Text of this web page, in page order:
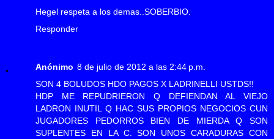
Hegel respeta a los demas..SOBERBIO.
Responder
Anónimo 8 de julio de 2012 a las 2:44 p.m.
SON 4 BOLUDOS HDO PAGOS X LADRINELLI USTDS!!
HDP ME REPUDRIERON Q DEFIENDAN AL VIEJO
LADRON INUTIL Q HAC SUS PROPIOS NEGOCIOS CUN
JUGADORES PEDORROS BIEN DE MIERDA Q SON
SUPLENTES EN LA C. SON UNOS CARADURAS CON